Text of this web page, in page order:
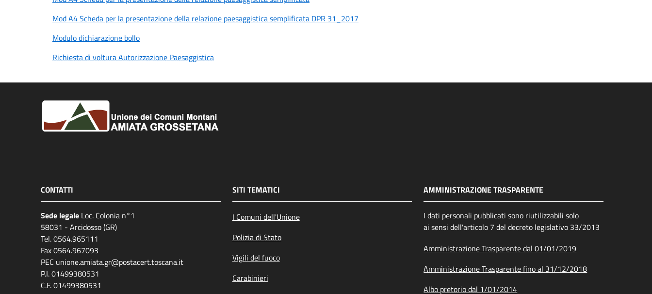
Mod A4 Scheda per la presentazione della relazione paesaggistica semplificata DPR 31_2017
Modulo dichiarazione bollo
Richiesta di voltura Autorizzazione Paesaggistica
CONTATTI
Sede legale Loc. Colonia n°1
58031 - Arcidosso (GR)
Tel. 0564.965111
Fax 0564.967093
PEC unione.amiata.gr@postacert.toscana.it
P.I. 01499380531
C.F. 01499380531
SITI TEMATICI
I Comuni dell'Unione
Polizia di Stato
Vigili del fuoco
Carabinieri
AMMINISTRAZIONE TRASPARENTE
I dati personali pubblicati sono riutilizzabili solo
ai sensi dell'articolo 7 del decreto legislativo 33/2013
Amministrazione Trasparente dal 01/01/2019
Amministrazione Trasparente fino al 31/12/2018
Albo pretorio dal 1/01/2014